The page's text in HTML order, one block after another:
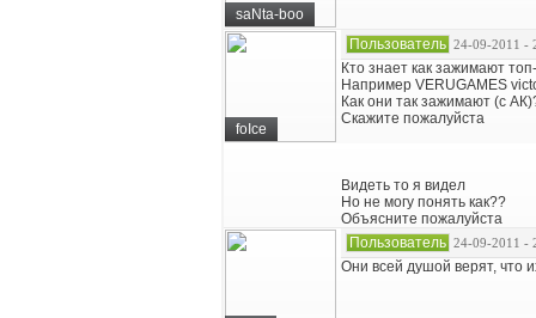
saNta-boo
foIce
Пользователь 24-09-2011 -
Кто знает как зажимают
Например VERUGAMES
Как они так зажимают (с
Скажите пожалуйста
Видеть то я видел
Но не могу понять как??
Объясните пожалуйста
Пользователь 24-09-2011 -
Они всей душой верят, что